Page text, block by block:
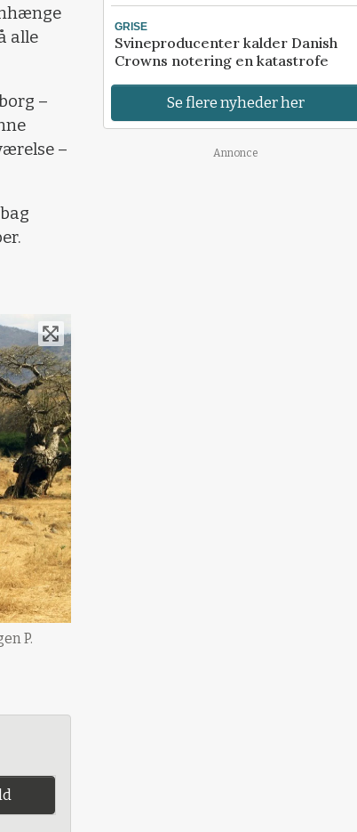
alle
–
–
P.
GRISE
Svineproducenter kalder Danish
Crowns notering en katastrofe
Se flere nyheder her
Annonce